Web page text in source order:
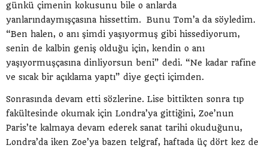
günkü çimenin kokusunu bile o anlarda
yanlarındaymışçasına hissettim. Bunu Tom’a da söyledim.
“Ben halen, o anı şimdi yaşıyormuş gibi hissediyorum,
senin de kalbin geniş olduğu için, kendin o anı
yaşıyormuşçasına dinliyorsun beni” dedi. “Ne kadar rafine
ve sıcak bir açıklama yaptı” diye geçti içimden.
Sonrasında devam etti sözlerine. Lise bittikten sonra tıp
fakültesinde okumak için Londra’ya gittiğini, Zoe’nun
Paris’te kalmaya devam ederek sanat tarihi okuduğunu,
Londra’da iken Zoe’ya bazen telgraf, haftada üç dört kez de